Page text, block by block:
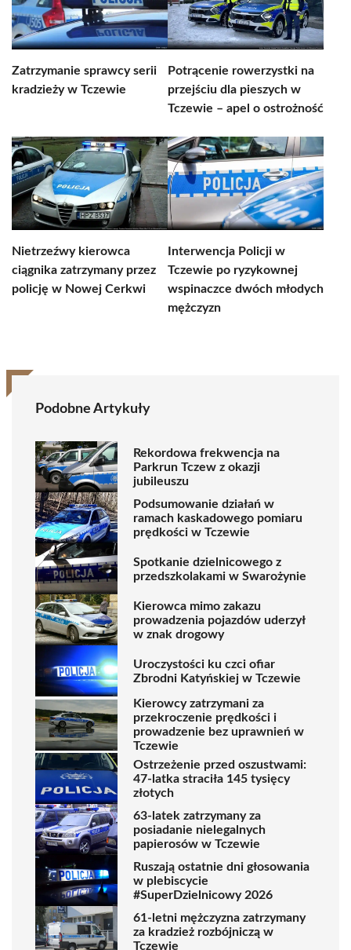
Zatrzymanie sprawcy serii
kradzieży w Tczewie
Potrącenie rowerzystki na
przejściu dla pieszych w
Tczewie – apel o ostrożność
Nietrzeźwy kierowca
ciągnika zatrzymany przez
policję w Nowej Cerkwi
Interwencja Policji w
Tczewie po ryzykownej
wspinaczce dwóch młodych
mężczyzn
Podobne Artykuły
Rekordowa frekwencja na
Parkrun Tczew z okazji
jubileuszu
Podsumowanie działań w
ramach kaskadowego pomiaru
prędkości w Tczewie
Spotkanie dzielnicowego z
przedszkolakami w Swarożynie
Kierowca mimo zakazu
prowadzenia pojazdów uderzył
w znak drogowy
Uroczystości ku czci ofiar
Zbrodni Katyńskiej w Tczewie
Kierowcy zatrzymani za
przekroczenie prędkości i
prowadzenie bez uprawnień w
Tczewie
Ostrzeżenie przed oszustwami:
47-latka straciła 145 tysięcy
złotych
63-latek zatrzymany za
posiadanie nielegalnych
papierosów w Tczewie
Ruszają ostatnie dni głosowania
w plebiscycie
#SuperDzielnicowy 2026
61-letni mężczyzna zatrzymany
za kradzież rozbójniczą w
Tczewie